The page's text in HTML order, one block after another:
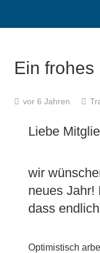
Ein
vor 6 Jahren
Liebe
wir
neues Jahr!
dass
Optimistisch